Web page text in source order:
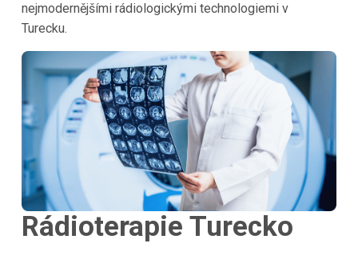
nejmodernějšími rádiologickými technologiemi v
Turecku.
Rádioterapie Turecko